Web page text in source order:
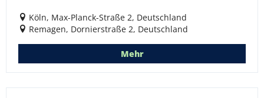
Köln, Max-Planck-Straße 2, Deutschland
Remagen, Dornierstraße 2, Deutschland
Mehr